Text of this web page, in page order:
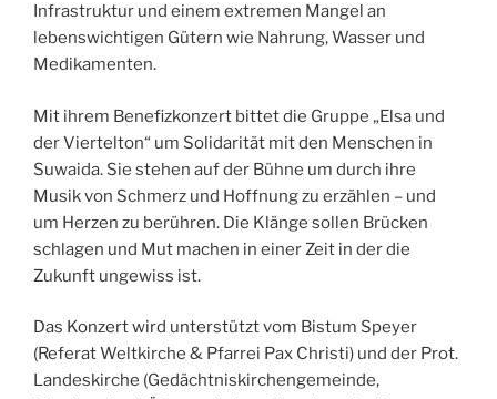
Infrastruktur und einem extremen Mangel an
lebenswichtigen Gütern wie Nahrung, Wasser und
Medikamenten.
Mit ihrem Benefizkonzert bittet die Gruppe „Elsa und
der Viertelton“ um Solidarität mit den Menschen in
Suwaida. Sie stehen auf der Bühne um durch ihre
Musik von Schmerz und Hoffnung zu erzählen – und
um Herzen zu berühren. Die Klänge sollen Brücken
schlagen und Mut machen in einer Zeit in der die
Zukunft ungewiss ist.
Das Konzert wird unterstützt vom Bistum Speyer
(Referat Weltkirche & Pfarrei Pax Christi) und der Prot.
Landeskirche (Gedächtniskirchengemeinde,